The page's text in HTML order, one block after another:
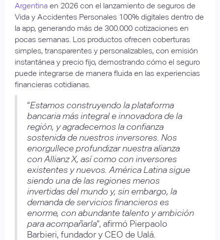
Argentina en 2026 con el lanzamiento de seguros de
Vida y Accidentes Personales 100% digitales dentro de
la app, generando más de 300.000 cotizaciones en
pocas semanas. Los productos ofrecen coberturas
simples, transparentes y personalizables, con emisión
instantánea y precio fijo, demostrando cómo el seguro
puede integrarse de manera fluida en las experiencias
financieras cotidianas.
“Estamos construyendo la plataforma
bancaria más integral e innovadora de la
región, y agradecemos la confianza
sostenida de nuestros inversores. Nos
enorgullece profundizar nuestra alianza
con Allianz X, así como con inversores
existentes y nuevos. América Latina sigue
siendo una de las regiones menos
invertidas del mundo y, sin embargo, la
demanda de servicios financieros es
enorme, con abundante talento y ambición
para acompañarla”, afirmó Pierpaolo
Barbieri, fundador y CEO de Ualá.